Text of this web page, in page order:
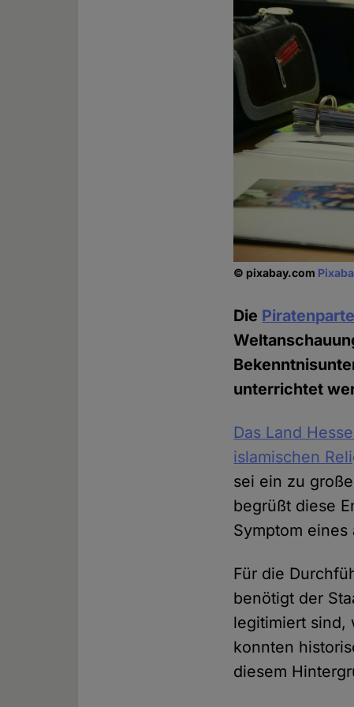
© pixabay.com
Die
unterrichtet
Das Land
islamischen
sei ein zu
begrüßt diese
Symptom eines
Für die
benötigt der
legitimiert sind,
konnten
diesem